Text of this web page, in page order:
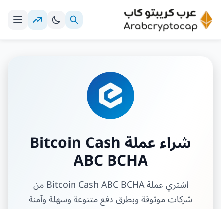
شراء عملة Bitcoin Cash
ABC BCHA
اشتري عملة Bitcoin Cash ABC BCHA من
شركات موثوقة وبطرق دفع متنوعة وسهلة وآمنة